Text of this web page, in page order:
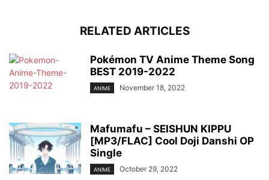
RELATED ARTICLES
Pokémon TV Anime Theme Song
BEST 2019-2022
ANIME November 18, 2022
Mafumafu – SEISHUN KIPPU
[MP3/FLAC] Cool Doji Danshi OP
Single
ANIME October 29, 2022